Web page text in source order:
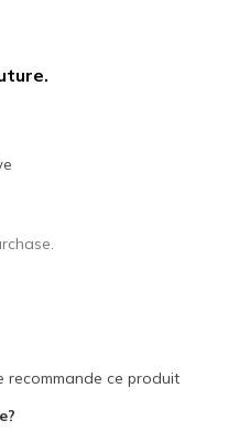
for Wearing
recommande ce produit